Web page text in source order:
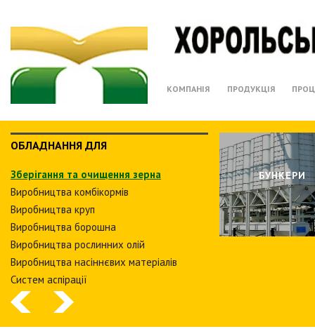
КОМПАНІЯ ПРОДУКЦІЯ
ОБЛАДНАННЯ ДЛЯ
Зберiгання та очищення зерна
Виробництва комбiкормiв
Виробництва круп
Виробництва борошна
Виробництва рослинних олiй
Виробництва насіннєвих матеріалів
Систем аспiрацiї
БУНКЕРИ